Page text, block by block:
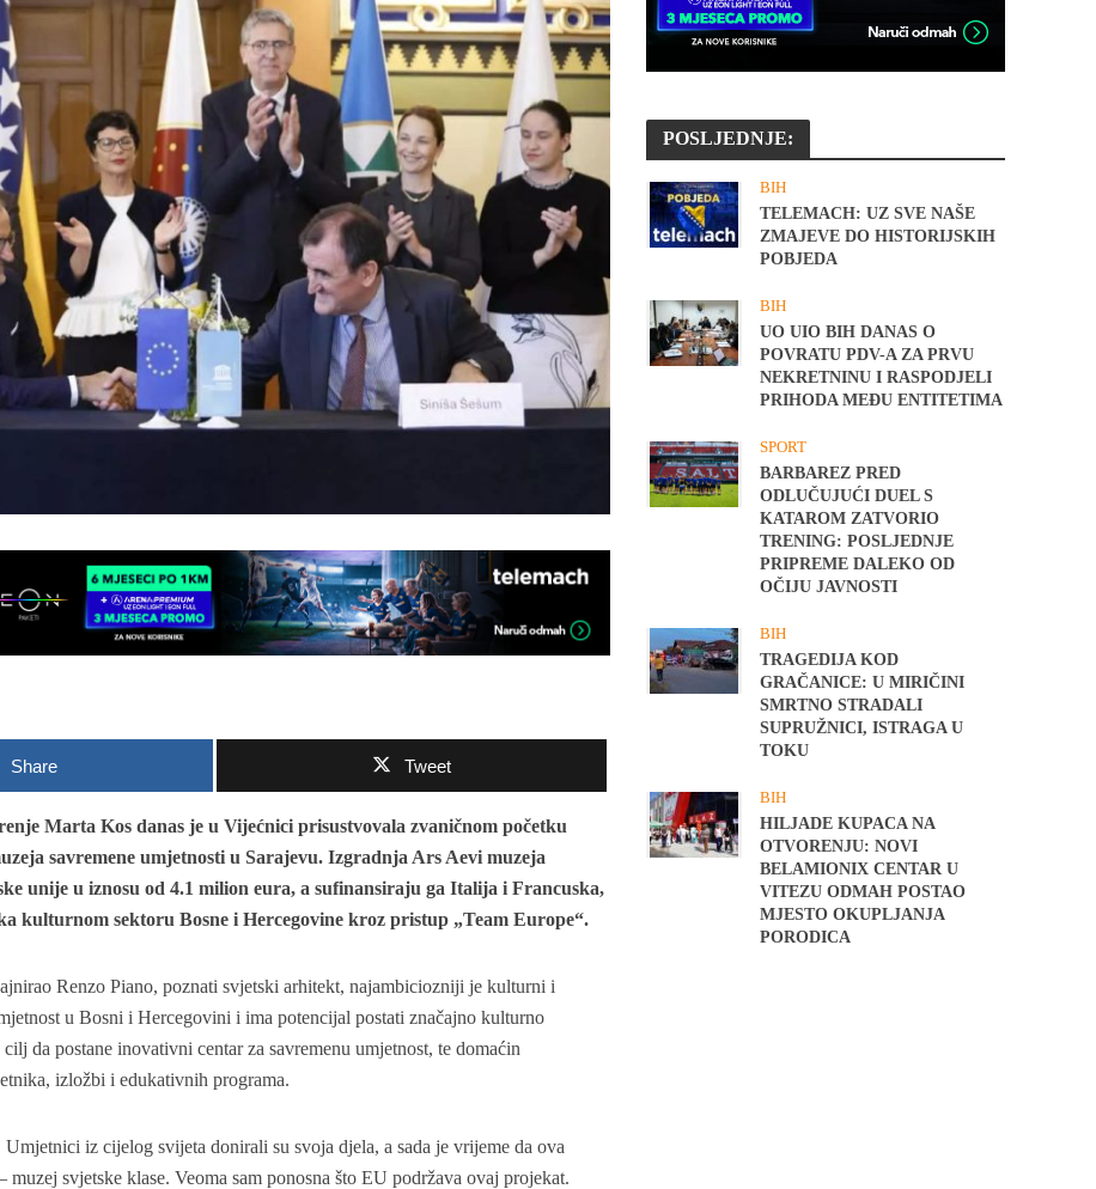
Share Tweet
Marta Kos danas je u Vijećnici prisustvovala zvaničnom početku
savremene umjetnosti u Sarajevu. Izgradnja Ars Aevi muzeja
unije u iznosu od 4.1 milion eura, a sufinansiraju ga Italija i Francuska,
kulturnom sektoru Bosne i Hercegovine kroz pristup „Team Europe“.
Renzo Piano, poznati svjetski arhitekt, najambiciozniji je kulturni i
u Bosni i Hercegovini i ima potencijal postati značajno kulturno
da postane inovativni centar za savremenu umjetnost, te domaćin
izložbi i edukativnih programa.
iz cijelog svijeta donirali su svoja djela, a sada je vrijeme da ova
svjetske klase. Veoma sam ponosna što EU podržava ovaj projekat.
POSLJEDNJE:
BIH
TELEMACH: UZ SVE NAŠE
ZMAJEVE DO HISTORIJSKIH
POBJEDA
BIH
UO UIO BIH DANAS O
POVRATU PDV-A ZA PRVU
NEKRETNINU I RASPODJELI
PRIHODA MEĐU ENTITETIMA
SPORT
BARBAREZ PRED
ODLUČUJUĆI DUEL S
KATAROM ZATVORIO
TRENING: POSLJEDNJE
PRIPREME DALEKO OD
OČIJU JAVNOSTI
BIH
TRAGEDIJA KOD
GRAČANICE: U MIRIČINI
SMRTNO STRADALI
SUPRUŽNICI, ISTRAGA U
TOKU
BIH
HILJADE KUPACA NA
OTVORENJU: NOVI
BELAMIONIX CENTAR U
VITEZU ODMAH POSTAO
MJESTO OKUPLJANJA
PORODICA